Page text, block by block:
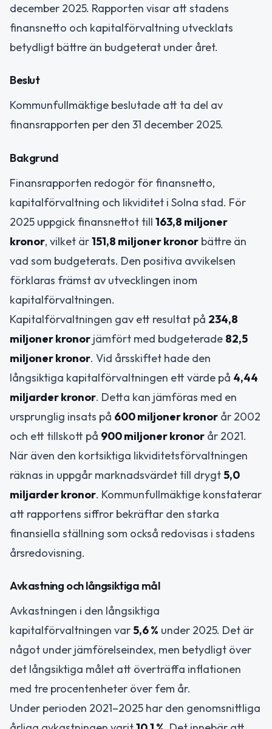
december 2025. Rapporten visar att stadens
finansnetto och kapitalförvaltning utvecklats
betydligt bättre än budgeterat under året.
Beslut
Kommunfullmäktige beslutade att ta del av
finansrapporten per den 31 december 2025.
Bakgrund
Finansrapporten redogör för finansnetto,
kapitalförvaltning och likviditet i Solna stad. För
2025 uppgick finansnettot till 163,8 miljoner
kronor, vilket är151,8 miljoner kronor bättre än
vad som budgeterats. Den positiva avvikelsen
förklaras främst av utvecklingen inom
kapitalförvaltningen.
Kapitalförvaltningen gav ett resultat på 234,8
miljoner kronor jämfört med budgeterade 82,5
miljoner kronor. Vid årsskiftet hade den
långsiktiga kapitalförvaltningen ett värde på 4,44
miljarder kronor. Detta kan jämföras med en
ursprunglig insats på 600 miljoner kronor år 2002
och ett tillskott på 900 miljoner kronor år 2021.
När även den kortsiktiga likviditetsförvaltningen
räknas in uppgår marknadsvärdet till drygt5,0
miljarder kronor. Kommunfullmäktige konstaterar
att rapportens siffror bekräftar den starka
finansiella ställning som också redovisas i stadens
årsredovisning.
Avkastning och långsiktiga mål
Avkastningen i den långsiktiga
kapitalförvaltningen var5,6 % under 2025. Det är
något under jämförelseindex, men betydligt över
det långsiktiga målet att överträffa inflationen
med tre procentenheter över fem år.
Under perioden 2021–2025 har den genomsnittliga